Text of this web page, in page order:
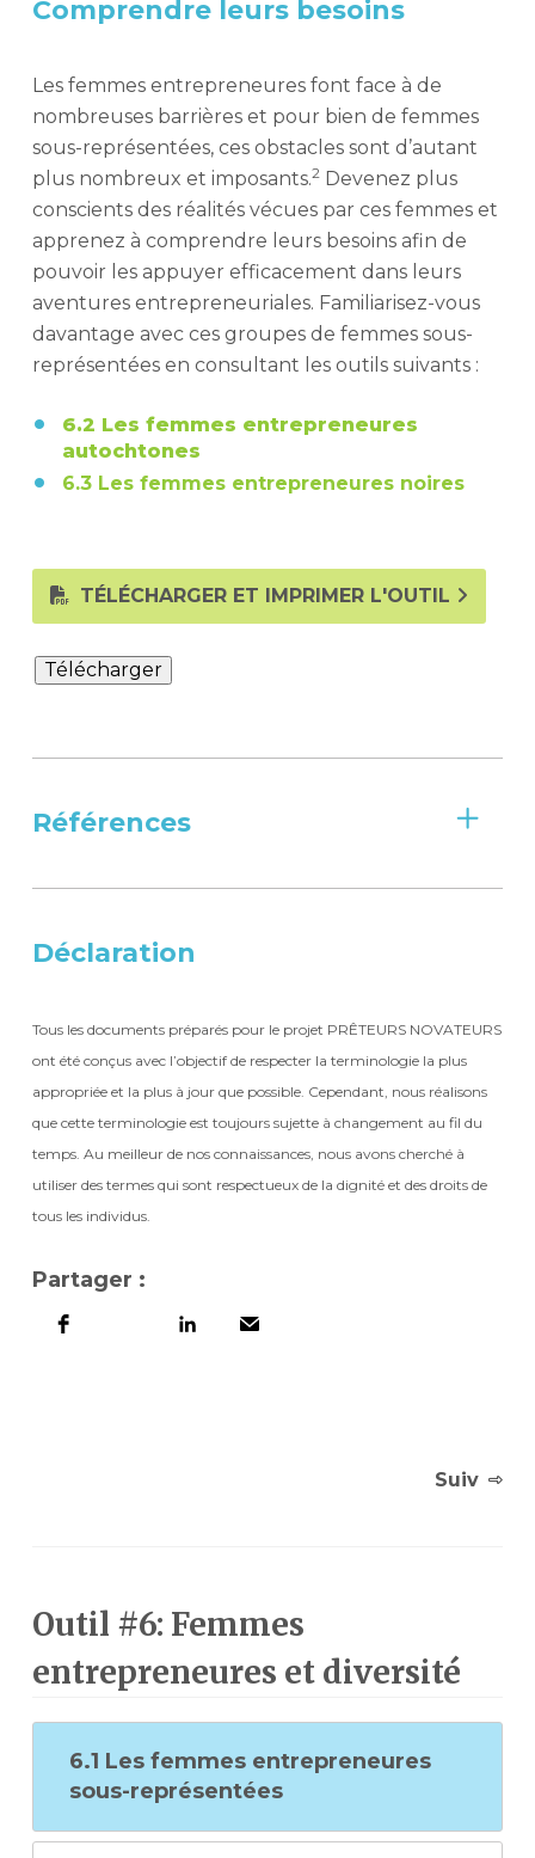
Comprendre leurs besoins
Les femmes entrepreneures font face à de
nombreuses barrières et pour bien de femmes
sous-représentées, ces obstacles sont d’autant
plus nombreux et imposants.2Devenez plus
conscients des réalités vécues par ces femmes et
apprenez à comprendre leurs besoins afin de
pouvoir les appuyer efficacement dans leurs
aventures entrepreneuriales. Familiarisez-vous
davantage avec ces groupes de femmes sous-
représentées en consultant les outils suivants :
6.2 Les femmes entrepreneures
autochtones
6.3 Les femmes entrepreneures noires
TÉLÉCHARGER ET IMPRIMER L'OUTIL
Télécharger
Références
Déclaration
Tous les documents préparés pour le projet PRÊTEURS NOVATEURS
ont été conçus avec l’objectif de respecter la terminologie la plus
appropriée et la plus à jour que possible. Cependant, nous réalisons
que cette terminologie est toujours sujette à changement au fil du
temps. Au meilleur de nos connaissances, nous avons cherché à
utiliser des termes qui sont respectueux de la dignité et des droits de
tous les individus.
Partager :
Suiv
Outil #6: Femmes
entrepreneures et diversité
6.1 Les femmes entrepreneures
sous-représentées